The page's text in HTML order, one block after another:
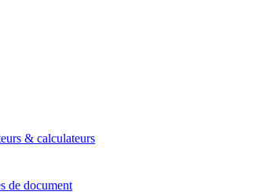
& calculateurs
de document